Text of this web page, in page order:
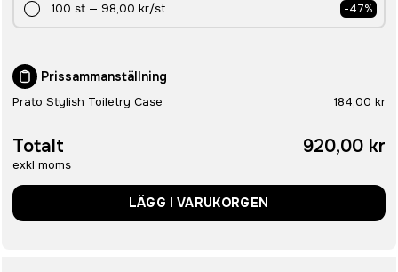
100 st — 98,00 kr/st -47%
Prissammanställning
Prato Stylish Toiletry Case 184,00 kr
Totalt
exkl moms
920,00 kr
LÄGG I VARUKORGEN